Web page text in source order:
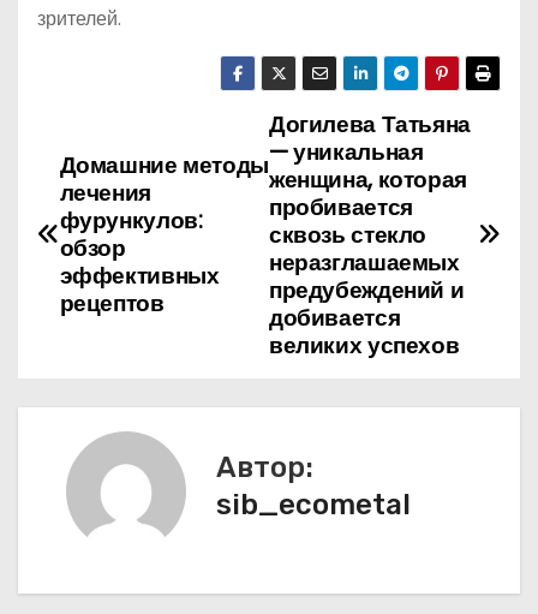
зрителей.
в
п
Догилева Татьяна
— уникальная
женщина, которая
пробивается
сквозь стекло
неразглашаемых
предубеждений и
добивается
великих успехов
Домашние методы
лечения
фурункулов:
обзор
эффективных
рецептов
Автор:
sib_ecometal